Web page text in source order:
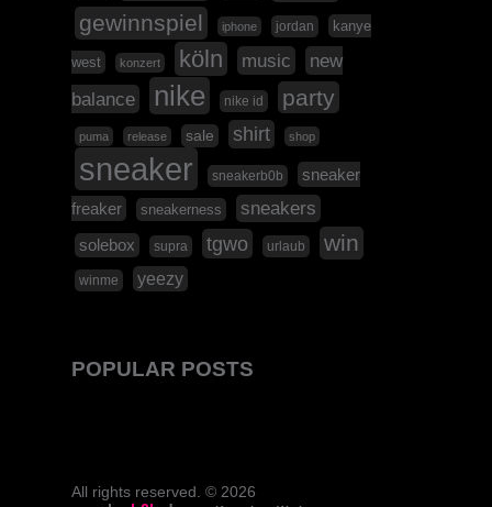
gewinnspiel iphone jordan kanye
west konzert köln music
new
balance
nike nike id party
puma release sale shirt shop
sneaker sneakerb0b
sneaker
freaker
sneakerness sneakers
solebox supra tgwo urlaub win
winme yeezy
POPULAR POSTS
All rights reserved. © 2026